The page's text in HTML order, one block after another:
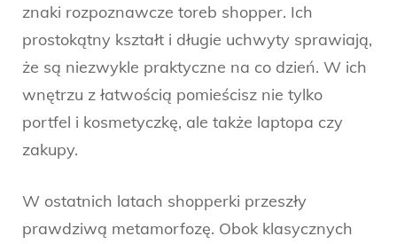
znaki rozpoznawcze toreb shopper. Ich
prostokątny kształt i długie uchwyty sprawiają,
że są niezwykle praktyczne na co dzień. W ich
wnętrzu z łatwością pomieścisz nie tylko
portfel i kosmetyczkę, ale także laptopa czy
zakupy.
W ostatnich latach shopperki przeszły
prawdziwą metamorfozę. Obok klasycznych